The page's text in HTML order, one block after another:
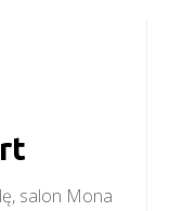
salon Mona